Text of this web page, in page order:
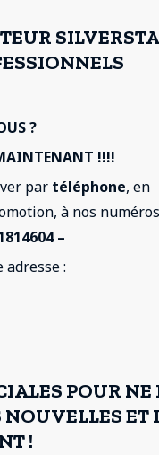
?
!!!!
par téléphone, en
à nos numéros
–
:
POUR NE
ET
!